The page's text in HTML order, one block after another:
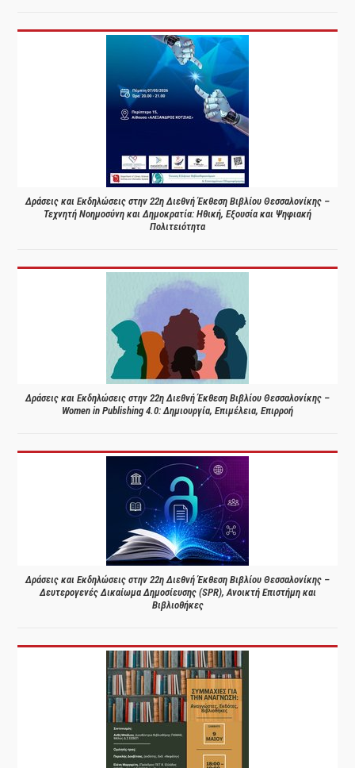
Δράσεις και Εκδηλώσεις στην 22η Διεθνή Έκθεση Βιβλίου Θεσσαλονίκης –
Τεχνητή Νοημοσύνη και Δημοκρατία: Ηθική, Εξουσία και Ψηφιακή
Πολιτειότητα
Δράσεις και Εκδηλώσεις στην 22η Διεθνή Έκθεση Βιβλίου Θεσσαλονίκης –
Women in Publishing 4.0: Δημιουργία, Επιμέλεια, Επιρροή
Δράσεις και Εκδηλώσεις στην 22η Διεθνή Έκθεση Βιβλίου Θεσσαλονίκης –
Δευτερογενές Δικαίωμα Δημοσίευσης (SPR), Ανοικτή Επιστήμη και
Βιβλιοθήκες